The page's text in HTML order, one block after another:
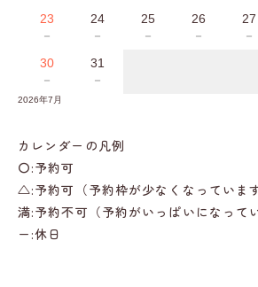
23
－
24
－
25
－
26
－
27
－
30
－
31
－
2026年7月
カレンダーの凡例
〇:予約可
△:予約可（予約枠が少なくなっています
満:予約不可（予約がいっぱいになって
ー:休日